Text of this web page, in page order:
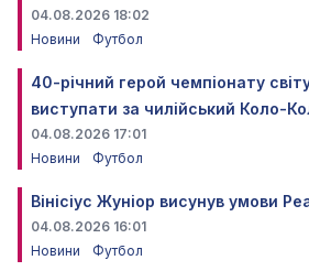
04.08.2026 18:02
Новини
Футбол
40-річний герой чемпіонату
виступати за чилійський Коло-
04.08.2026 17:01
Новини
Футбол
Вінісіус Жуніор висунув умови
04.08.2026 16:01
Новини
Футбол